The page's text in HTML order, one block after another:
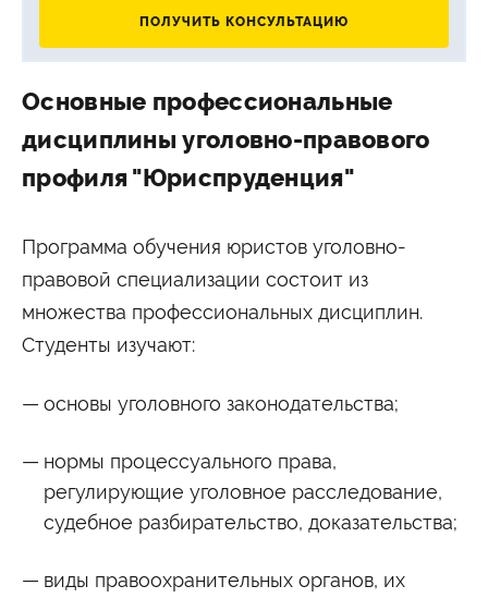
Основные профессиональные
дисциплины уголовно-правового
профиля "Юриспруденция"
Программа обучения юристов уголовно-
правовой специализации состоит из
множества профессиональных дисциплин.
Студенты изучают:
основы уголовного законодательства;
нормы процессуального права,
регулирующие уголовное расследование,
судебное разбирательство, доказательства;
виды правоохранительных органов, их